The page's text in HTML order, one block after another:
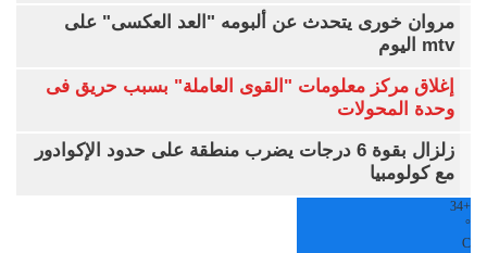
مروان خورى يتحدث عن ألبومه "العد العكسى" على
mtv اليوم
إغلاق مركز معلومات "القوى العاملة" بسبب حريق فى
وحدة المحولات
زلزال بقوة 6 درجات يضرب منطقة على حدود الإكوادور
مع كولومبيا
+
34
°
C